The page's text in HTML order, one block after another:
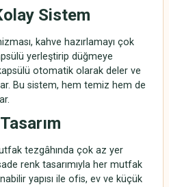
Sistem
kahve hazırlamayı çok
yerleştirip düğmeye
otomatik olarak deler ve
Bu sistem, hem temiz hem de
tezgâhında çok az yer
renk tasarımıyla her mutfak
yapısı ile ofis, ev ve küçük